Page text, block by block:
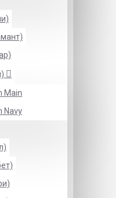
Main
Navy